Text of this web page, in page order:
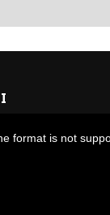
format is not